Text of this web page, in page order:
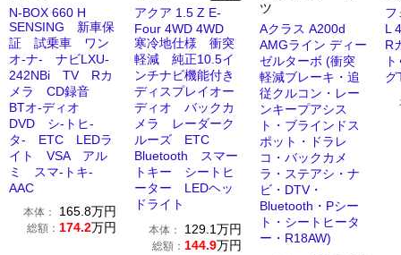
N-BOX 660 H
SENSING 新車保
証 試乗車 ワン
オ-ナ- ナビLXU-
242NBi TV Rカ
メラ CD録音
BTオ-ディオ
DVD シ-トヒ-
タ- ETC LEDラ
イト VSA アル
ミ スマ-トキ-
AAC
本体： 165.8万円
総額： 174.2万円
アクア 1.5 Z E-
Four 4WD 4WD
寒冷地仕様 衝突
軽減 純正10.5イ
ンチナビ機能付き
ディスプレイオー
ディオ バックカ
メラ レーダーク
ルーズ ETC
Bluetooth スマー
トキー シートヒ
ーター LEDヘッ
ドライト
本体： 129.1万円
総額： 144.9万円
ツ
Aクラス A200d
AMGライン ディー
ゼルターボ (衝突
軽減ブレーキ・追
従クルコン・レー
ンキープアシス
ト・ブラインドス
ポット・ドラレ
コ・バックカメ
ラ・ステアシ・ナ
ビ・DTV・
Bluetooth・Pシー
ト・シートヒータ
ー・R18AW)
フ
L
R
グ